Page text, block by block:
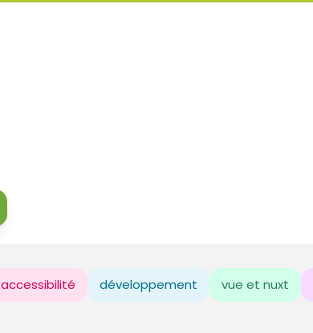
accessibilité développement vue et nuxt